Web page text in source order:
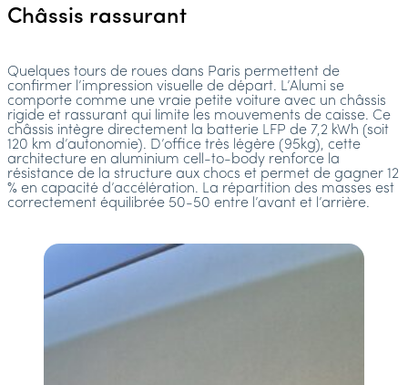
Châssis rassurant
Quelques tours de roues dans Paris permettent de
confirmer l’impression visuelle de départ. L’Alumi se
comporte comme une vraie petite voiture avec un châssis
rigide et rassurant qui limite les mouvements de caisse. Ce
châssis intègre directement la batterie LFP de 7,2 kWh (soit
120 km d’autonomie). D’office très légère (95kg), cette
architecture en aluminium cell-to-body renforce la
résistance de la structure aux chocs et permet de gagner 12
% en capacité d’accélération. La répartition des masses est
correctement équilibrée 50-50 entre l’avant et l’arrière.